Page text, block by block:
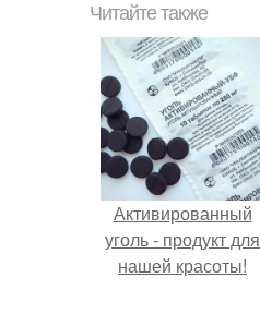
Читайте также
Активированный
уголь - продукт для
нашей красоты!